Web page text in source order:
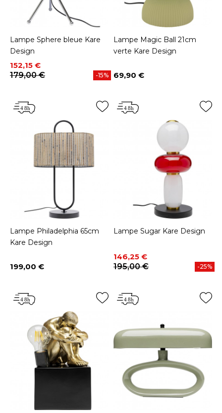
Lampe Sphere bleue Kare
Design
Prix
152,15 €
Prix de base
179,00 €
-15%
Lampe Magic Ball 21cm
verte Kare Design
Prix
69,90 €
Lampe Philadelphia 65cm
Kare Design
Prix
199,00 €
Lampe Sugar Kare Design
Prix
146,25 €
Prix de base
195,00 €
-25%